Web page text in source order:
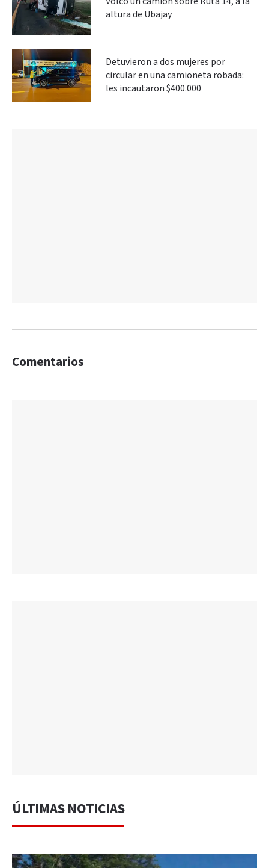
altura de Ubajay
Detuvieron a dos mujeres por
circular en una camioneta robada:
les incautaron $400.000
Comentarios
ÚLTIMAS NOTICIAS